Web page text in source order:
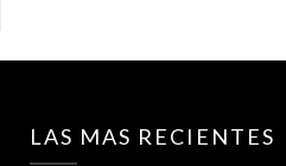
LAS MAS RECIENTES